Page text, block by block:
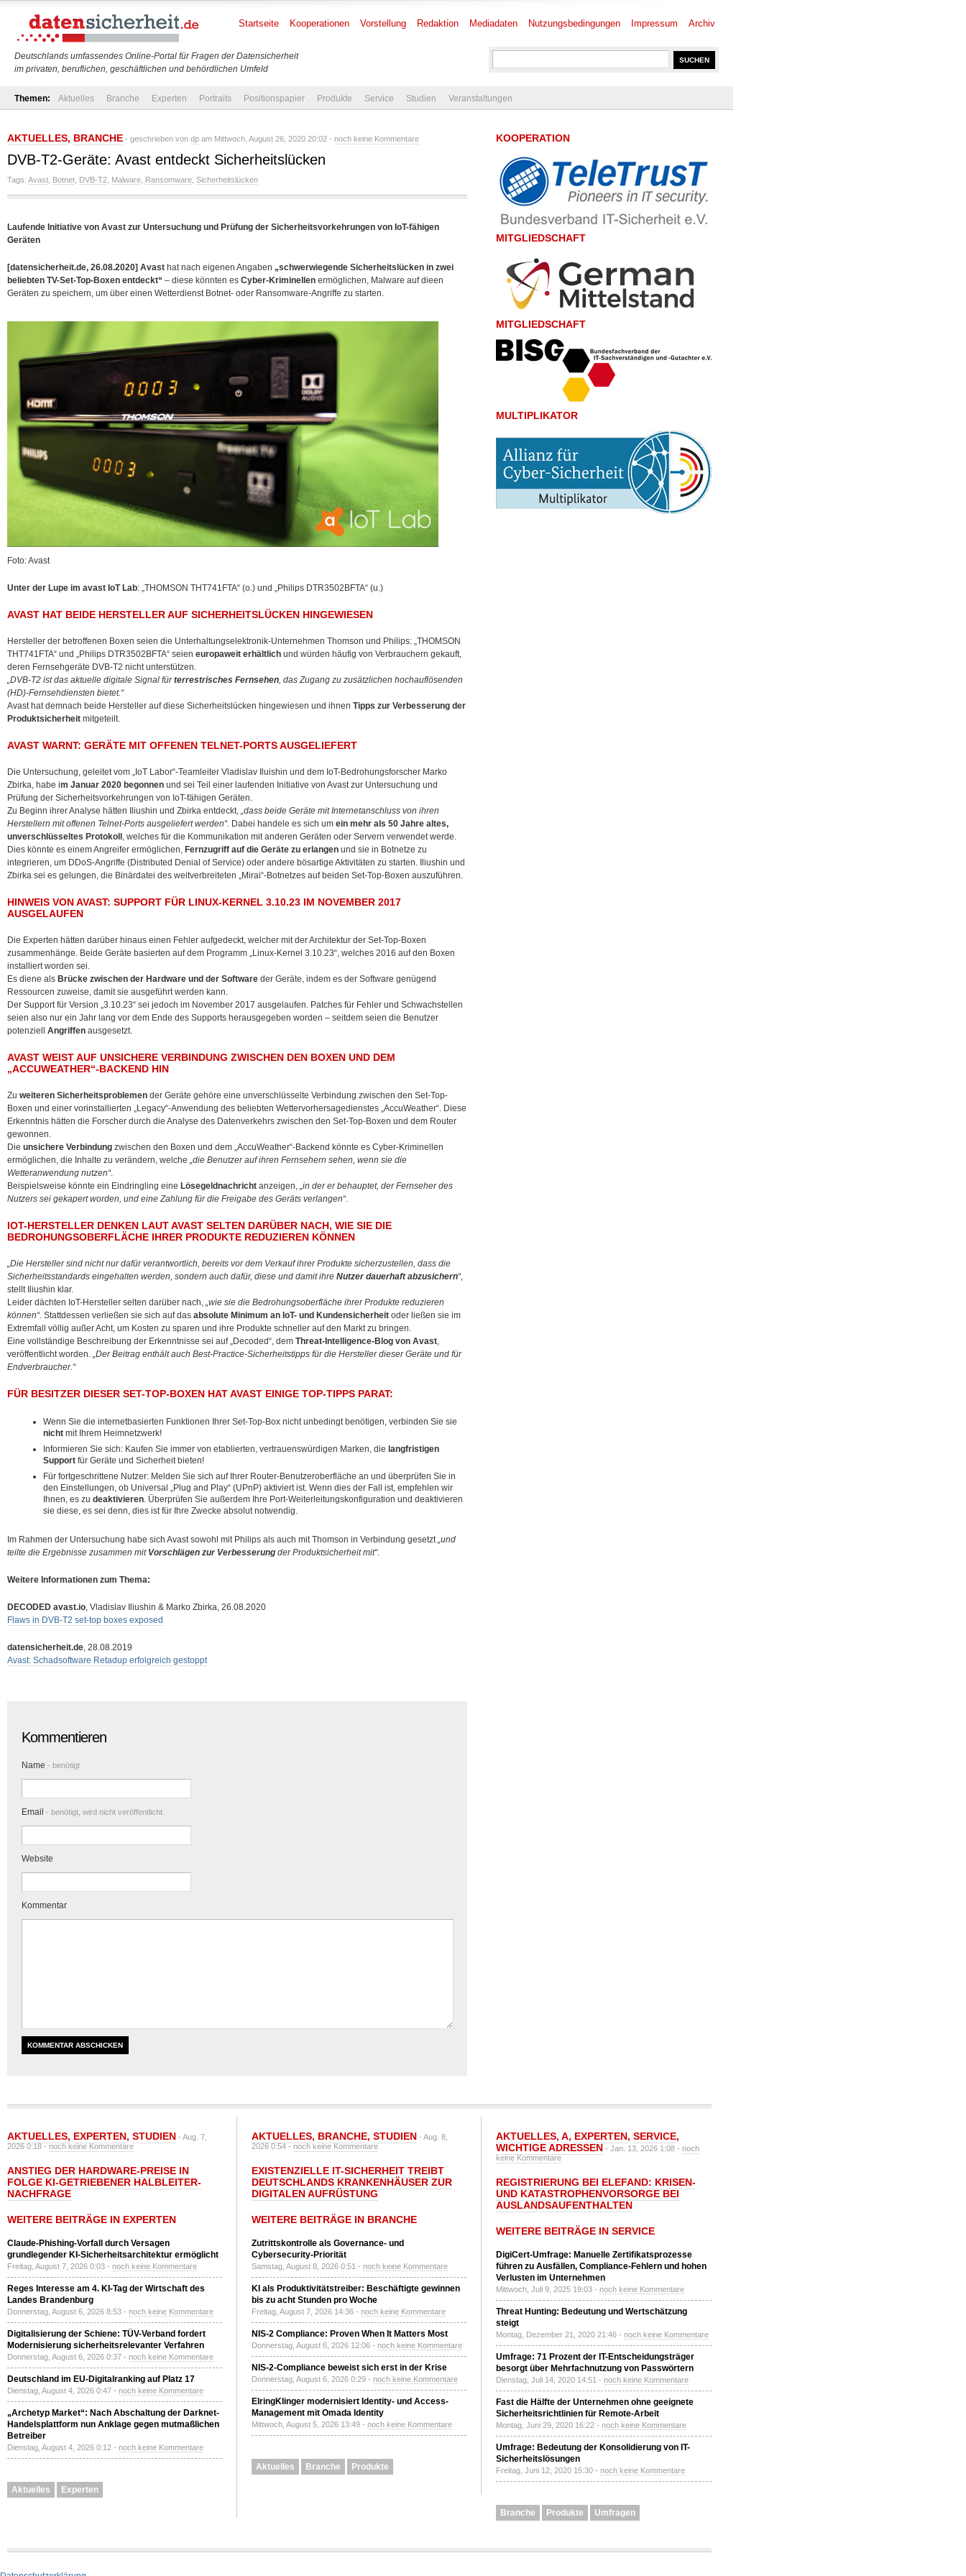
Deutschlands umfassendes Online-Portal für Fragen der Datensicherheit
im privaten, beruflichen, geschäftlichen und behördlichen Umfeld
Startseite Kooperationen Vorstellung Redaktion Mediadaten Nutzungsbedingungen Impressum Archiv
Themen: Aktuelles Branche Experten Portraits Positionspapier Produkte Service Studien Veranstaltungen
AKTUELLES, BRANCHE - geschrieben von dp am Mittwoch, August 26, 2020 20:02 - noch keine Kommentare
DVB-T2-Geräte: Avast entdeckt Sicherheitslücken
Tags: Avast Botnet DVB-T2 Malware Ransomware Sicherheitslücken
Laufende Initiative von Avast zur Untersuchung und Prüfung der Sicherheitsvorkehrungen von IoT-fähigen
Geräten
[datensicherheit.de, 26.08.2020] Avast hat nach eigenen Angaben „schwerwiegende Sicherheitslücken in zwei
beliebten TV-Set-Top-Boxen entdeckt“ – diese könnten es Cyber-Kriminellen ermöglichen, Malware aufdieen
Geräten zu speichern, um über einen Wetterdienst Botnet- oder Ransomware-Angriffe zu starten.
Foto: Avast
Unter der Lupe im avast IoT Lab: „THOMSON THT741FTA“ (o.) und „Philips DTR3502BFTA“ (u.)
AVAST HAT BEIDE HERSTELLER AUF SICHERHEITSLÜCKEN HINGEWIESEN
Hersteller der betroffenen Boxen seien die Unterhaltungselektronik-Unternehmen Thomson und Philips: „THOMSON
THT741FTA“ und „Philips DTR3502BFTA“ seien europaweit erhältlich und würden häufig von Verbrauchern gekauft,
deren Fernsehgeräte DVB-T2 nicht unterstützen.
„DVB-T2 ist das aktuelle digitale Signal fürterrestrisches Fernsehen, das Zugang zu zusätzlichen hochauflösenden
(HD)-Fernsehdiensten bietet.“
Avast hat demnach beide Hersteller auf diese Sicherheitslücken hingewiesen und ihnen Tipps zur Verbesserung der
Produktsicherheit mitgeteilt.
AVAST WARNT: GERÄTE MIT OFFENEN TELNET-PORTS AUSGELIEFERT
Die Untersuchung, geleitet vom „IoT Labor“-Teamleiter Vladislav Iluishin und dem IoT-Bedrohungsforscher Marko
Zbirka, habe im Januar 2020 begonnen und sei Teil einer laufenden Initiative von Avast zur Untersuchung und
Prüfung der Sicherheitsvorkehrungen von IoT-fähigen Geräten.
Zu Beginn ihrer Analyse hätten Iliushin und Zbirka entdeckt, „dass beide Geräte mit Internetanschluss von ihren
Herstellern mit offenen Telnet-Ports ausgeliefert werden“. Dabei handele es sich um ein mehr als 50 Jahre altes,
unverschlüsseltes Protokoll , welches für die Kommunikation mit anderen Geräten oder Servern verwendet werde.
Dies könnte es einem Angreifer ermöglichen, Fernzugriff auf die Geräte zu erlangen und sie in Botnetze zu
integrieren, um DDoS-Angriffe (Distributed Denial of Service) oder andere bösartige Aktivitäten zu starten. Iliushin und
Zbirka sei es gelungen, die Binärdatei des weitverbreiteten „Mirai“-Botnetzes auf beiden Set-Top-Boxen auszuführen.
HINWEIS VON AVAST: SUPPORT FÜR LINUX-KERNEL 3.10.23 IM NOVEMBER 2017
AUSGELAUFEN
Die Experten hätten darüber hinaus einen Fehler aufgedeckt, welcher mit der Architektur der Set-Top-Boxen
zusammenhänge. Beide Geräte basierten auf dem Programm „Linux-Kernel 3.10.23“, welches 2016 auf den Boxen
installiert worden sei.
Es diene als Brücke zwischen der Hardware und der Software der Geräte, indem es der Software genügend
Ressourcen zuweise, damit sie ausgeführt werden kann.
Der Support für Version „3.10.23“ sei jedoch im November 2017 ausgelaufen. Patches für Fehler und Schwachstellen
seien also nur ein Jahr lang vor dem Ende des Supports herausgegeben worden – seitdem seien die Benutzer
potenziell Angriffen ausgesetzt.
AVAST WEIST AUF UNSICHERE VERBINDUNG ZWISCHEN DEN BOXEN UND DEM
„ACCUWEATHER“-BACKEND HIN
Zu weiteren Sicherheitsproblemen der Geräte gehöre eine unverschlüsselte Verbindung zwischen den Set-Top-
Boxen und einer vorinstallierten „Legacy“-Anwendung des beliebten Wettervorhersagedienstes „AccuWeather“. Diese
Erkenntnis hätten die Forscher durch die Analyse des Datenverkehrs zwischen den Set-Top-Boxen und dem Router
gewonnen.
Die unsichere Verbindung zwischen den Boxen und dem „AccuWeather“-Backend könnte es Cyber-Kriminellen
ermöglichen, die Inhalte zu verändern, welche „die Benutzer auf ihren Fernsehern sehen, wenn sie die
Wetteranwendung nutzen“.
Beispielsweise könnte ein Eindringling eine Lösegeldnachricht anzeigen, „in der er behauptet, der Fernseher des
Nutzers sei gekapert worden, und eine Zahlung für die Freigabe des Geräts verlangen“.
IOT-HERSTELLER DENKEN LAUT AVAST SELTEN DARÜBER NACH, WIE SIE DIE
BEDROHUNGSOBERFLÄCHE IHRER PRODUKTE REDUZIEREN KÖNNEN
„Die Hersteller sind nicht nur dafür verantwortlich, bereits vor dem Verkauf ihrer Produkte sicherzustellen, dass die
Sicherheitsstandards eingehalten werden, sondern auch dafür, diese und damit ihre Nutzer dauerhaft abzusichern“,
stellt Iliushin klar.
Leider dächten IoT-Hersteller selten darüber nach, „wie sie die Bedrohungsoberfläche ihrer Produkte reduzieren
können“. Stattdessen verließen sie sich auf das absolute Minimum an IoT- und Kundensicherheit oder ließen sie im
Extremfall völlig außer Acht, um Kosten zu sparen und ihre Produkte schneller auf den Markt zu bringen.
Eine vollständige Beschreibung der Erkenntnisse sei auf „Decoded“, dem Threat-Intelligence-Blog von Avast,
veröffentlicht worden. „Der Beitrag enthält auch Best-Practice-Sicherheitstipps für die Hersteller dieser Geräte und für
Endverbraucher.“
FÜR BESITZER DIESER SET-TOP-BOXEN HAT AVAST EINIGE TOP-TIPPS PARAT:
Wenn Sie die internetbasierten Funktionen Ihrer Set-Top-Box nicht unbedingt benötigen, verbinden Sie sie
nicht mit Ihrem Heimnetzwerk!
Informieren Sie sich: Kaufen Sie immer von etablierten, vertrauenswürdigen Marken, die langfristigen
Support für Geräte und Sicherheit bieten!
Für fortgeschrittene Nutzer: Melden Sie sich auf Ihrer Router-Benutzeroberfläche an und überprüfen Sie in
den Einstellungen, ob Universal „Plug and Play“ (UPnP) aktiviert ist. Wenn dies der Fall ist, empfehlen wir
Ihnen, es zu deaktivieren. Überprüfen Sie außerdem Ihre Port-Weiterleitungskonfiguration und deaktivieren
sie diese, es sei denn, dies ist für Ihre Zwecke absolut notwendig.
Im Rahmen der Untersuchung habe sich Avast sowohl mit Philips als auch mit Thomson in Verbindung gesetzt„und
teilte die Ergebnisse zusammen mit Vorschlägen zur Verbesserung der Produktsicherheit mit“.
Weitere Informationen zum Thema:
DECODED avast.io, Vladislav Iliushin & Marko Zbirka, 26.08.2020
Flaws in DVB-T2 set-top boxes exposed
datensicherheit.de, 28.08.2019
Avast: Schadsoftware Retadup erfolgreich gestoppt
Kommentieren
Name - benötigt
Email - benötigt, wird nicht veröffentlicht.
Website
Kommentar
KOOPERATION
MITGLIEDSCHAFT
MITGLIEDSCHAFT
MULTIPLIKATOR
AKTUELLES, EXPERTEN, STUDIEN - Aug. 7,
2026 0:18 -noch keine Kommentare
ANSTIEG DER HARDWARE-PREISE IN
FOLGE KI-GETRIEBENER HALBLEITER-
NACHFRAGE
WEITERE BEITRÄGE IN EXPERTEN
Claude-Phishing-Vorfall durch Versagen
grundlegender KI-Sicherheitsarchitektur ermöglicht
Freitag, August 7, 2026 0:03 - noch keine Kommentare
Reges Interesse am 4. KI-Tag der Wirtschaft des
Landes Brandenburg
Donnerstag, August 6, 2026 8:53 - noch keine Kommentare
Digitalisierung der Schiene: TÜV-Verband fordert
Modernisierung sicherheitsrelevanter Verfahren
Donnerstag, August 6, 2026 0:37 - noch keine Kommentare
Deutschland im EU-Digitalranking auf Platz 17
Dienstag, August 4, 2026 0:47 - noch keine Kommentare
„Archetyp Market“: Nach Abschaltung der Darknet-
Handelsplattform nun Anklage gegen mutmaßlichen
Betreiber
Dienstag, August 4, 2026 0:12 - noch keine Kommentare
Aktuelles Experten
AKTUELLES, BRANCHE, STUDIEN - Aug. 8,
2026 0:54 -noch keine Kommentare
EXISTENZIELLE IT-SICHERHEIT TREIBT
DEUTSCHLANDS KRANKENHÄUSER ZUR
DIGITALEN AUFRÜSTUNG
WEITERE BEITRÄGE IN BRANCHE
Zutrittskontrolle als Governance- und
Cybersecurity-Priorität
Samstag, August 8, 2026 0:51 - noch keine Kommentare
KI als Produktivitätstreiber: Beschäftigte gewinnen
bis zu acht Stunden pro Woche
Freitag, August 7, 2026 14:36 - noch keine Kommentare
NIS-2 Compliance: Proven When It Matters Most
Donnerstag, August 6, 2026 12:06 - noch keine Kommentare
NIS-2-Compliance beweist sich erst in der Krise
Donnerstag, August 6, 2026 0:29 - noch keine Kommentare
ElringKlinger modernisiert Identity- und Access-
Management mit Omada Identity
Mittwoch, August 5, 2026 13:49 - noch keine Kommentare
Aktuelles Branche Produkte
AKTUELLES, A, EXPERTEN, SERVICE,
WICHTIGE ADRESSEN - Jan. 13, 2026 1:08 - noch
keine Kommentare
REGISTRIERUNG BEI ELEFAND: KRISEN-
UND KATASTROPHENVORSORGE BEI
AUSLANDSAUFENTHALTEN
WEITERE BEITRÄGE IN SERVICE
DigiCert-Umfrage: Manuelle Zertifikatsprozesse
führen zu Ausfällen, Compliance-Fehlern und hohen
Verlusten im Unternehmen
Mittwoch, Juli 9, 2025 19:03 - noch keine Kommentare
Threat Hunting: Bedeutung und Wertschätzung
steigt
Montag, Dezember 21, 2020 21:46 - noch keine Kommentare
Umfrage: 71 Prozent der IT-Entscheidungsträger
besorgt über Mehrfachnutzung von Passwörtern
Dienstag, Juli 14, 2020 14:51 - noch keine Kommentare
Fast die Hälfte der Unternehmen ohne geeignete
Sicherheitsrichtlinien für Remote-Arbeit
Montag, Juni 29, 2020 16:22 - noch keine Kommentare
Umfrage: Bedeutung der Konsolidierung von IT-
Sicherheitslösungen
Freitag, Juni 12, 2020 15:30 - noch keine Kommentare
Branche Produkte Umfragen